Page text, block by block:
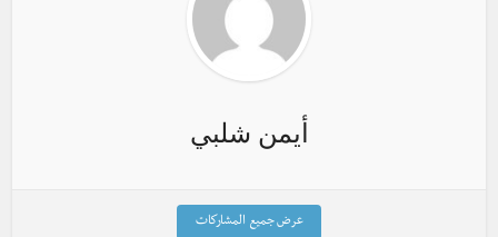
أيمن شلبي
عرض جميع المشاركات